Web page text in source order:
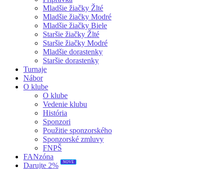
Mladšie žiačky Žlté
Mladšie žiačky Modré
Mladšie žiačky Biele
Staršie žiačky Žlté
Staršie žiačky Modré
Mladšie dorastenky
Staršie dorastenky
Turnaje
Nábor
O klube
O klube
Vedenie klubu
História
Sponzori
Použitie sponzorského
Sponzorské zmluvy
FNPŠ
FANzóna
Darujte 2%
NOVÉ